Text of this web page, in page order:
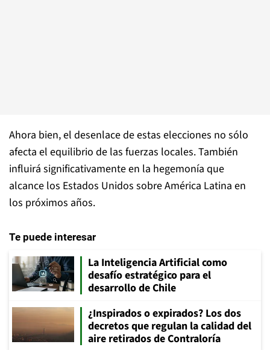
Ahora bien, el desenlace de estas elecciones no sólo
afecta el equilibrio de las fuerzas locales. También
influirá significativamente en la hegemonía que
alcance los Estados Unidos sobre América Latina en
los próximos años.
Te puede interesar
La Inteligencia Artificial como
desafío estratégico para el
desarrollo de Chile
¿Inspirados o expirados? Los dos
decretos que regulan la calidad del
aire retirados de Contraloría